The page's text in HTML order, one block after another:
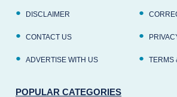
DISCLAIMER
CONTACT US
ADVERTISE WITH US TERMS
POPULAR CATEGORIES